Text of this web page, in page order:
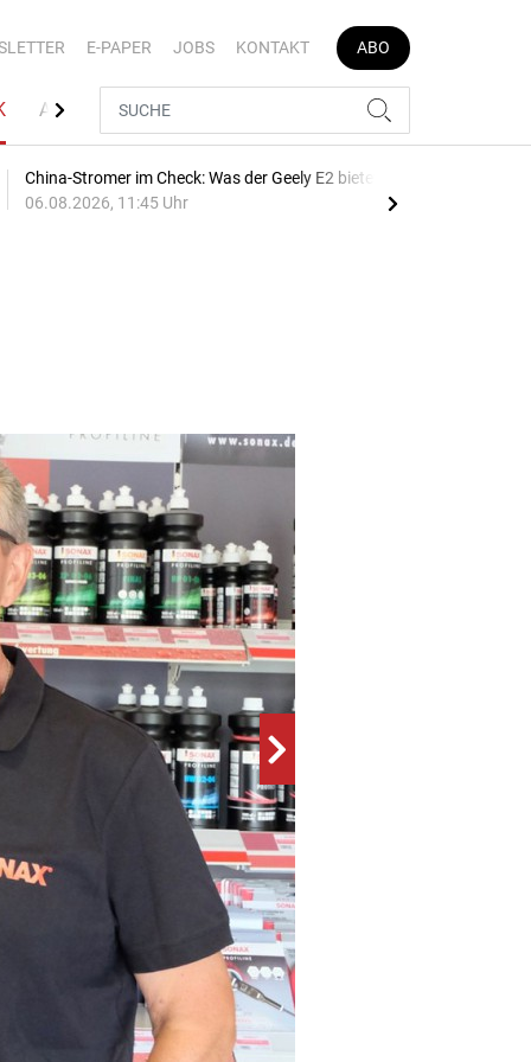
E-PAPER JOBS KONTAKT ABO
AUTOJOB
China-Stromer im Check: Was der Geely E2 bietet
06.08.2026, 11:45 Uhr